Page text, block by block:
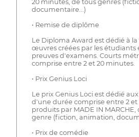
20 minutes, de tous genres
documentaire...)
• Remise de diplôme
Le Diploma Award est dédié à
œuvres créées par les étudiants
preuves d'examens. Courts
comprise entre 2 et 20 minutes.
• Prix Genius Loci
Le prix Genius Loci est dédié
d'une durée comprise entre 2 et
produits par MADE IN
genre (fiction, animation,
• Prix de comédie